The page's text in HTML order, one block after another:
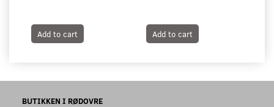
Add to cart Add to cart
BUTIKKEN I RØDOVRE